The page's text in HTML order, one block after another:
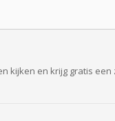
kijken en krijg gratis